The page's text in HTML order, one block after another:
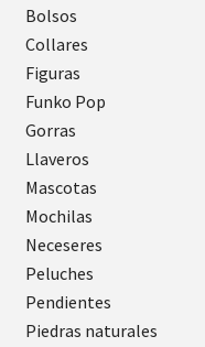
Bolsos
Collares
Figuras
Funko Pop
Gorras
Llaveros
Mascotas
Mochilas
Neceseres
Peluches
Pendientes
Piedras naturales